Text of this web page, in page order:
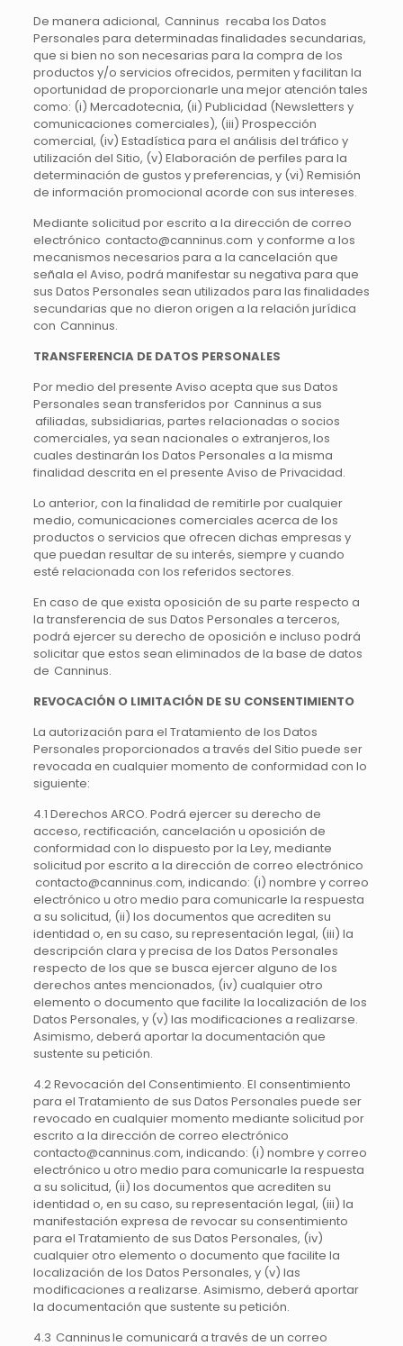
De manera adicional, Canninus recaba los Datos
Personales para determinadas finalidades secundarias,
que si bien no son necesarias para la compra de los
productos y/o servicios ofrecidos, permiten y facilitan la
oportunidad de proporcionarle una mejor atención tales
como: (i) Mercadotecnia, (ii) Publicidad (Newsletters y
comunicaciones comerciales), (iii) Prospección
comercial, (iv) Estadística para el análisis del tráfico y
utilización del Sitio, (v) Elaboración de perfiles para la
determinación de gustos y preferencias, y (vi) Remisión
de información promocional acorde con sus intereses.
Mediante solicitud por escrito a la dirección de correo
electrónico contacto@canninus.com y conforme a los
mecanismos necesarios para a la cancelación que
señala el Aviso, podrá manifestar su negativa para que
sus Datos Personales sean utilizados para las finalidades
secundarias que no dieron origen a la relación jurídica
con Canninus.
TRANSFERENCIA DE DATOS PERSONALES
Por medio del presente Aviso acepta que sus Datos
Personales sean transferidos por Canninus a sus
afiliadas, subsidiarias, partes relacionadas o socios
comerciales, ya sean nacionales o extranjeros, los
cuales destinarán los Datos Personales a la misma
finalidad descrita en el presente Aviso de Privacidad.
Lo anterior, con la finalidad de remitirle por cualquier
medio, comunicaciones comerciales acerca de los
productos o servicios que ofrecen dichas empresas y
que puedan resultar de su interés, siempre y cuando
esté relacionada con los referidos sectores.
En caso de que exista oposición de su parte respecto a
la transferencia de sus Datos Personales a terceros,
podrá ejercer su derecho de oposición e incluso podrá
solicitar que estos sean eliminados de la base de datos
de Canninus.
REVOCACIÓNO LIMITACIÓN DE SU CONSENTIMIENTO
La autorización para el Tratamiento de los Datos
Personales proporcionados a través del Sitio puede ser
revocada en cualquier momento de conformidad con lo
siguiente:
4.1 Derechos ARCO. Podrá ejercer su derecho de
acceso, rectificación, cancelación u oposición de
conformidad con lo dispuesto por la Ley, mediante
solicitud por escrito a la dirección de correo electrónico
contacto@canninus.com, indicando: (i) nombre y correo
electrónico u otro medio para comunicarle la respuesta
a su solicitud, (ii) los documentos que acrediten su
identidad o, en su caso, su representación legal, (iii) la
descripción clara y precisa de los Datos Personales
respecto de los que se busca ejercer alguno de los
derechos antes mencionados, (iv) cualquier otro
elemento o documento que facilite la localización de los
Datos Personales, y (v) las modificaciones a realizarse.
Asimismo, deberá aportar la documentación que
sustente su petición.
4.2 Revocación del Consentimiento. El consentimiento
para el Tratamiento de sus Datos Personales puede ser
revocado en cualquier momento mediante solicitud por
escrito a la dirección de correo electrónico
contacto@canninus.com, indicando: (i) nombre y correo
electrónico u otro medio para comunicarle la respuesta
a su solicitud, (ii) los documentos que acrediten su
identidad o, en su caso, su representación legal, (iii) la
manifestación expresa de revocar su consentimiento
para el Tratamiento de sus Datos Personales, (iv)
cualquier otro elemento o documento que facilite la
localización de los Datos Personales, y (v) las
modificaciones a realizarse. Asimismo, deberá aportar
la documentación que sustente su petición.
4.3 Canninus le comunicará a través de un correo